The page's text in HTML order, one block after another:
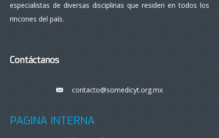
especialistas de diversas disciplinas que residen en todos los
rincones del país.
Contáctanos
___contacto@somedicyt.org.mx
PÁGINA INTERNA